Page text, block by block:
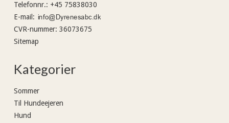
Telefonnr.: +45 75838030
E-mail :
CVR-nummer: 36073675
Sitemap
Kategorier
Sommer
Til Hundeejeren
Hund